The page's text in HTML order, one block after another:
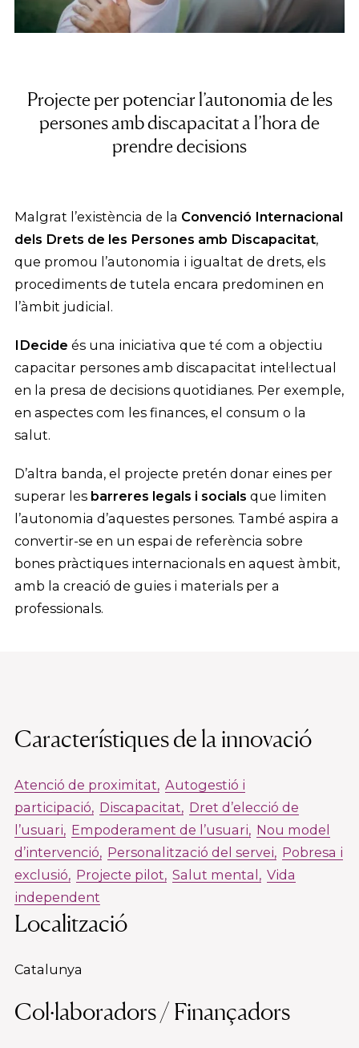
Projecte per potenciar l’autonomia de les
persones amb discapacitat a l’hora de
prendre decisions
Malgrat l’existència de la Convenció Internacional
dels Drets de les Persones amb Discapacitat,
que promou l’autonomia i igualtat de drets, els
procediments de tutela encara predominen en
l’àmbit judicial.
IDecide és una iniciativa que té com a objectiu
capacitar persones amb discapacitat intel·lectual
en la presa de decisions quotidianes. Per exemple,
en aspectes com les finances, el consum o la
salut.
D’altra banda, el projecte pretén donar eines per
superar les barreres legals i socials que limiten
l’autonomia d’aquestes persones. També aspira a
convertir-se en un espai de referència sobre
bones pràctiques internacionals en aquest àmbit,
amb la creació de guies i materials per a
professionals.
Característiques de la innovació
Atenció de proximitat Autogestió i
participació Discapacitat Dret d’elecció de
l’usuari Empoderament de l’usuari Nou model
d’intervenció Personalització del servei Pobresa i
exclusió Projecte pilot Salut mental Vida
independent
Localització
Catalunya
Col·laboradors / Finançadors